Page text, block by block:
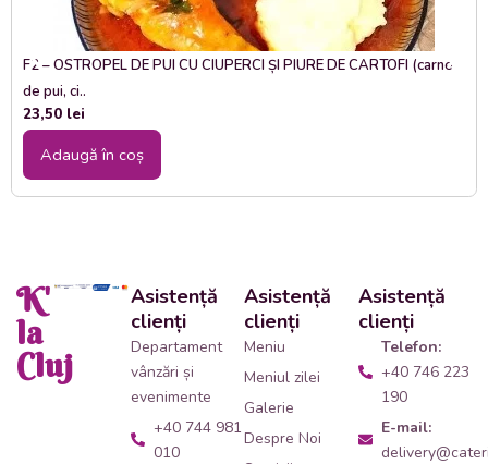
F2 – OSTROPEL DE PUI CU CIUPERCI ȘI PIURE DE CARTOFI (carne
de pui, ci..
23,50 lei
Adaugă în coș
K'
la
Cluj
Asistență
clienți
Departament
vânzări și
evenimente
+40 744 981
010
Asistență
clienți
Meniu
Meniul zilei
Galerie
Despre Noi
Asistență
clienți
Telefon:
+40 746 223
190
E-mail: